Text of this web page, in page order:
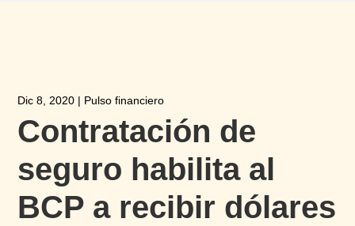
Dic 8, 2020 | Pulso financiero
Contratación de
seguro habilita al
BCP a recibir dólares